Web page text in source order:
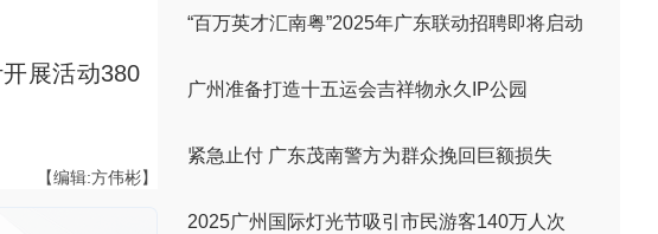
展活动380
【编辑:方伟彬】
“百万英才汇南粤”2025年广东联动招聘即将启动
广州准备打造十五运会吉祥物永久IP公园
紧急止付 广东茂南警方为群众挽回巨额损失
2025广州国际灯光节吸引市民游客140万人次